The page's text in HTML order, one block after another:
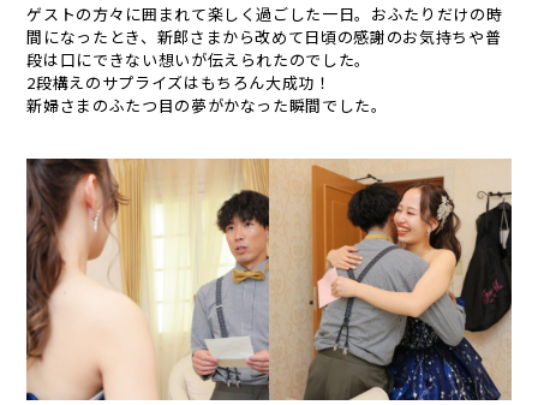
ゲストの方々に囲まれて楽しく過ごした一日。おふたりだけの時
間になったとき、新郎さまから改めて日頃の感謝のお気持ちや普
段は口にできない想いが伝えられたのでした。
2段構えのサプライズはもちろん大成功！
新婦さまのふたつ目の夢がかなった瞬間でした。